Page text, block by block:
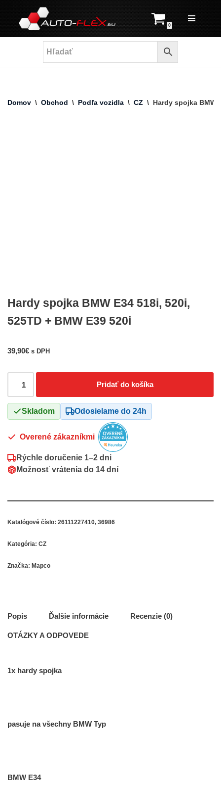
Prejsť
na
0
Domov \ Obchod \ Podľa vozidla \ CZ \ Hardy spojka BMW
Hardy spojka BMW E34 518i, 520i,
525TD + BMW E39 520i
39,90€ s DPH
Pridať do košíka
Skladom Odosielame do 24h
Overené zákazníkmi
Rýchle doručenie 1–2 dni
Možnosť vrátenia do 14 dní
Katalógové číslo: 26111227410, 36986
Kategória: CZ
Značka: Mapco
Popis Ďalšie informácie Recenzie (0)
OTÁZKY A ODPOVEDE
1x hardy spojka
pasuje na všechny BMW Typ
BMW E34